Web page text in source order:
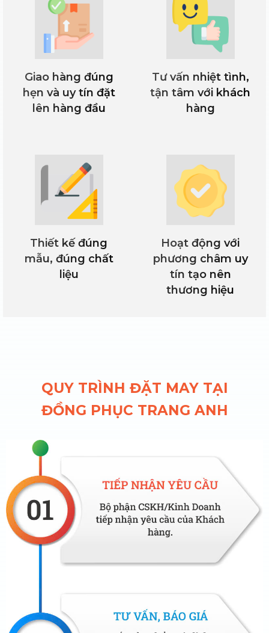
Giao hàng đúng
hẹn và uy tín đặt
lên hàng đầu
Tư vấn nhiệt tình,
tận tâm với khách
hàng
Thiết kế đúng
mẫu, đúng chất
liệu
Hoạt động với
phương châm uy
tín tạo nên
thương hiệu
QUY TRÌNH ĐẶT MAY TẠI
ĐỒNG PHỤC TRANG ANH